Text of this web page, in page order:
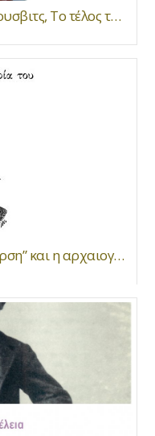
Μιχαήλ Κ. Παπαδόπουλος, Άουσβιτς, Το τέλος του ανθρώπου, Εγχειρίδιο για τον Ναζισμό, (Δοκίμιο, Κριτική), εκδ. Μανδραγόρας
Αντώνης Ν. Μαστραπάς, Η “Έρση” και η αρχαιογνωσία του Γεωργίου Δροσίνη, Συμβολή στη βιογραφία του, εκδ. Μανδραγόρας